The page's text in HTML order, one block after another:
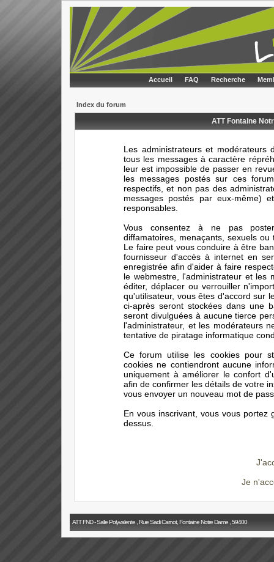
Accueil FAQ Recherche
Index du forum
ATT Fontaine
Les administrateurs et
tous les messages à caractère
leur est impossible de passer en
les messages postés sur ces
respectifs, et non pas des
messages postés par eux-même)
responsables.
Vous consentez à ne pas
diffamatoires, menaçants, sexuels
Le faire peut vous conduire à être
fournisseur d'accès à internet en
enregistrée afin d'aider à faire
le webmestre, l'administrateur et les
éditer, déplacer ou verrouiller
qu'utilisateur, vous êtes d'accord sur
ci-après seront stockées dans une
seront divulguées à aucune tierce
l'administrateur, et les modérateurs
tentative de piratage informatique
Ce forum utilise les cookies pour
cookies ne contiendront aucune
uniquement à améliorer le confort
afin de confirmer les détails de votre
vous envoyer un nouveau mot de
En vous inscrivant, vous vous
dessus.
Je
ATT FND - Salle Polyvalente , Rue Sadi Carnot, Fontaine Notre Dame , 59400